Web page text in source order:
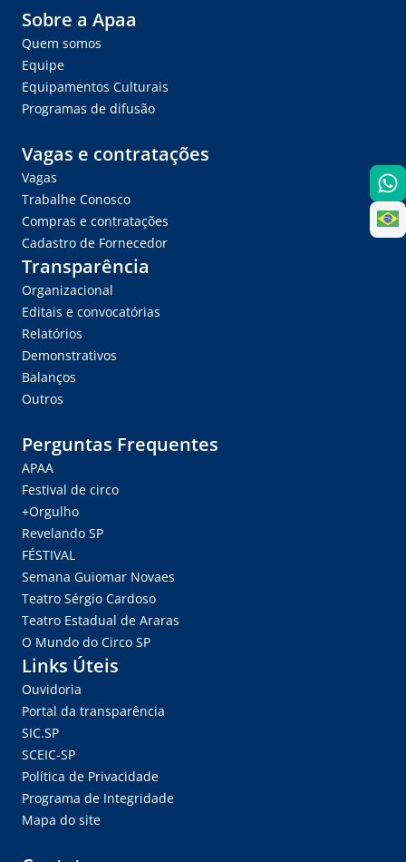
Sobre a Apaa
Quem somos
Equipe
Equipamentos Culturais
Programas de difusão
Vagas e contratações
Vagas
Trabalhe Conosco
Compras e contratações
Cadastro de Fornecedor
Transparência
Organizacional
Editais e convocatórias
Relatórios
Demonstrativos
Balanços
Outros
Perguntas Frequentes
APAA
Festival de circo
+Orgulho
Revelando SP
FÉSTIVAL
Semana Guiomar Novaes
Teatro Sérgio Cardoso
Teatro Estadual de Araras
O Mundo do Circo SP
Links Úteis
Ouvidoria
Portal da transparência
SIC.SP
SCEIC-SP
Política de Privacidade
Programa de Integridade
Mapa do site